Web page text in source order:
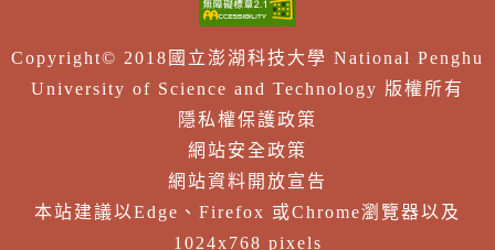
Copyright© 2018國立澎湖科技大學 National Penghu
University of Science and Technology 版權所有
隱私權保護政策
網站安全政策
網站資料開放宣告
本站建議以Edge、Firefox 或Chrome瀏覽器以及
1024x768 pixels